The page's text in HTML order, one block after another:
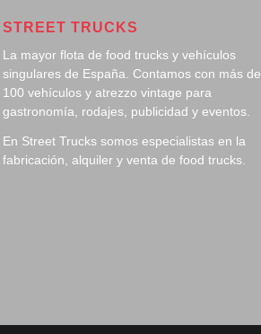
STREET TRUCKS
La mayor flota de food trucks y vehículos
singulares de España. Contamos con más de
100 vehículos y atrezzo vintage para
gastronomía, rodajes, publicidad y eventos.
En Street Trucks somos especialistas en la
fabricación, alquiler y venta de food trucks.